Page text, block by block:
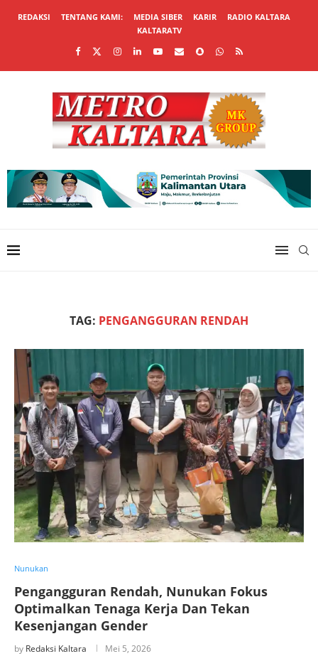
REDAKSI TENTANG KAMI: MEDIA SIBER KARIR
RADIO KALTARA
KALTARATV
TAG: PENGANGGURAN RENDAH
Nunukan
Pengangguran Rendah, Nunukan Fokus
Optimalkan Tenaga Kerja Dan Tekan
Kesenjangan Gender
by Redaksi Kaltara Mei 5, 2026